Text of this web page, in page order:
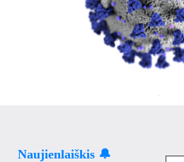
Naujienlaiškis 🔔